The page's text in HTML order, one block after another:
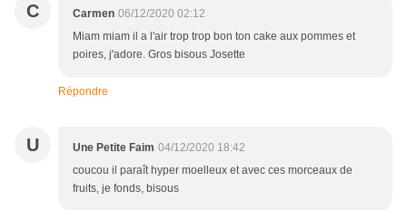
C Carmen 06/12/2020 02:12
Miam miam il a l'air trop trop bon ton cake aux pommes et
poires, j'adore. Gros bisous Josette
Répondre
U Une Petite Faim 04/12/2020 18:42
coucou il paraît hyper moelleux et avec ces morceaux de
fruits, je fonds, bisous